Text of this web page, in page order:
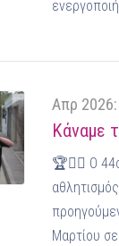
Απρ 2026:
Κάναμε
🏆🏃‍♂️ Ο
Μαρτίου